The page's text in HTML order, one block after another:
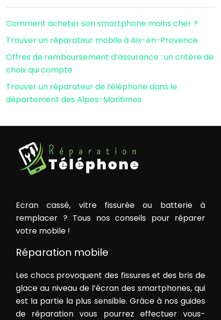
Comment acheter son smartphone moins cher ?
Trouver un réparateur mobile à Aix-en-Provence
Offres de remboursement d’assurance : un critère de
choix qui compte
Trouver un réparateur de téléphone dans le
département des Alpes-Maritimes
Ecran cassé, vitre fissurée ou batterie à
remplacer ? Tous nos conseils pour réparer
votre mobile !
Réparation mobile
Les chocs provoquent des fissures et des bris de
glace au niveau de l’écran des smartphones, qui
est la partie la plus sensible. Grâce à nos guides
de réparation vous pourrez effectuer vous-